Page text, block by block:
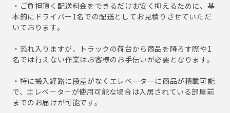
・ご負担頂く配送料金をできるだけお安く抑えるために、基
本的にドライバー1名での配送としてお見積りさせていただ
いております。
・恐れ入りますが、トラックの荷台から商品を降ろす際や1
名では行えない作業はお客様のお手伝いが必要となります。
・特に搬入経路に段差がなくエレベーターに商品が積載可能
で、エレベーターが使用可能な場合は入居されている部屋前
までのお届けが可能です。